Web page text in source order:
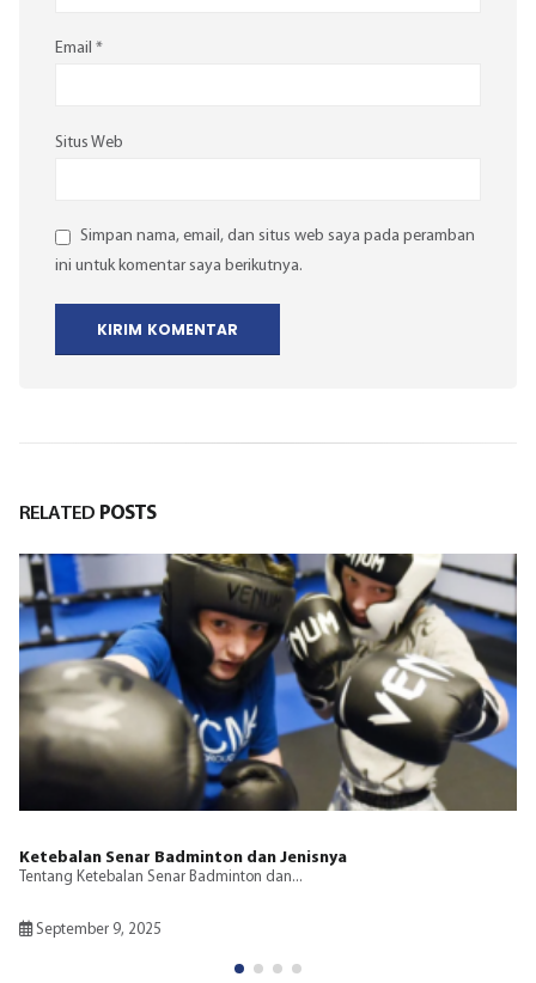
Email *
Situs Web
Simpan nama, email, dan situs web saya pada peramban
ini untuk komentar saya berikutnya.
RELATED POSTS
Bagaimana Ankle Support Meningkatkan
Berolahraga